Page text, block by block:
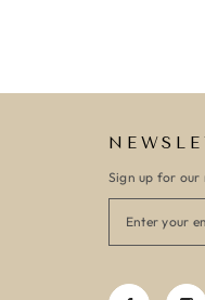
Sign up for our